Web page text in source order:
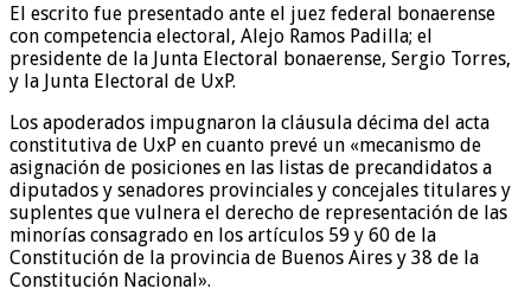
El escrito fue presentado ante el juez federal bonaerense
con competencia electoral, Alejo Ramos Padilla; el
presidente de la Junta Electoral bonaerense, Sergio Torres,
y la Junta Electoral de UxP.
Los apoderados impugnaron la cláusula décima del acta
constitutiva de UxP en cuanto prevé un «mecanismo de
asignación de posiciones en las listas de precandidatos a
diputados y senadores provinciales y concejales titulares y
suplentes que vulnera el derecho de representación de las
minorías consagrado en los artículos 59 y 60 de la
Constitución de la provincia de Buenos Aires y 38 de la
Constitución Nacional».